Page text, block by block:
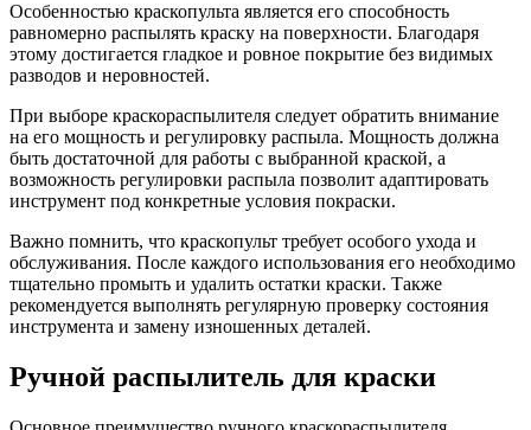
Особенностью краскопульта является его способность
равномерно распылять краску на поверхности. Благодаря
этому достигается гладкое и ровное покрытие без видимых
разводов и неровностей.
При выборе краскораспылителя следует обратить внимание
на его мощность и регулировку распыла. Мощность должна
быть достаточной для работы с выбранной краской, а
возможность регулировки распыла позволит адаптировать
инструмент под конкретные условия покраски.
Важно помнить, что краскопульт требует особого ухода и
обслуживания. После каждого использования его необходимо
тщательно промыть и удалить остатки краски. Также
рекомендуется выполнять регулярную проверку состояния
инструмента и замену изношенных деталей.
Ручной распылитель для краски